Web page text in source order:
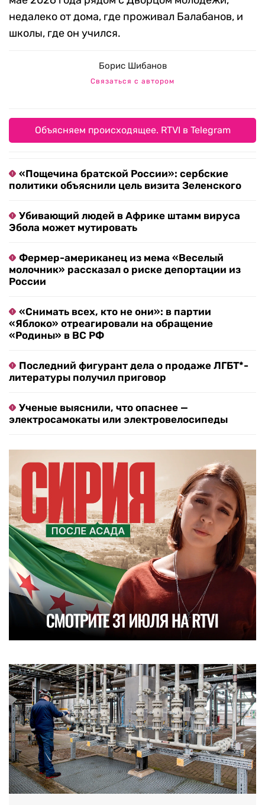
недалеко от дома, где проживал Балабанов, и
школы, где он учился.
Борис Шибанов
Связаться с автором
Объясняем происходящее. RTVI в Telegram
«Пощечина братской России»: сербские
политики объяснили цель визита Зеленского
Убивающий людей в Африке штамм вируса
Эбола может мутировать
Фермер-американец из мема «Веселый
молочник» рассказал о риске депортации из
России
«Снимать всех, кто не они»: в партии
«Яблоко» отреагировали на обращение
«Родины» в ВС РФ
Последний фигурант дела о продаже ЛГБТ*-
литературы получил приговор
Ученые выяснили, что опаснее —
электросамокаты или электровелосипеды